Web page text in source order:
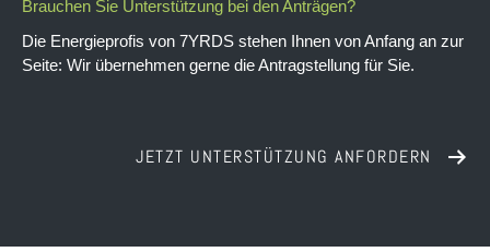
Brauchen Sie Unterstützung bei den Anträgen?
Die Energieprofis von 7YRDS stehen Ihnen von Anfang an zur
Seite: Wir übernehmen gerne die Antragstellung für Sie.
JETZT UNTERSTÜTZUNG ANFORDERN